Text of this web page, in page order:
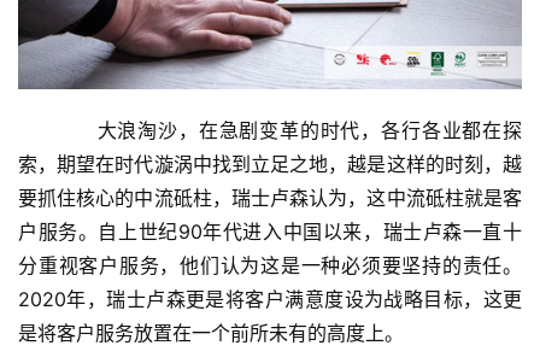
大浪淘沙，在急剧变革的时代，各行各业都在探
索，期望在时代漩涡中找到立足之地，越是这样的时刻，越
要抓住核心的中流砥柱，瑞士卢森认为，这中流砥柱就是客
户服务。自上世纪90年代进入中国以来，瑞士卢森一直十
分重视客户服务，他们认为这是一种必须要坚持的责任。
2020年，瑞士卢森更是将客户满意度设为战略目标，这更
是将客户服务放置在一个前所未有的高度上。